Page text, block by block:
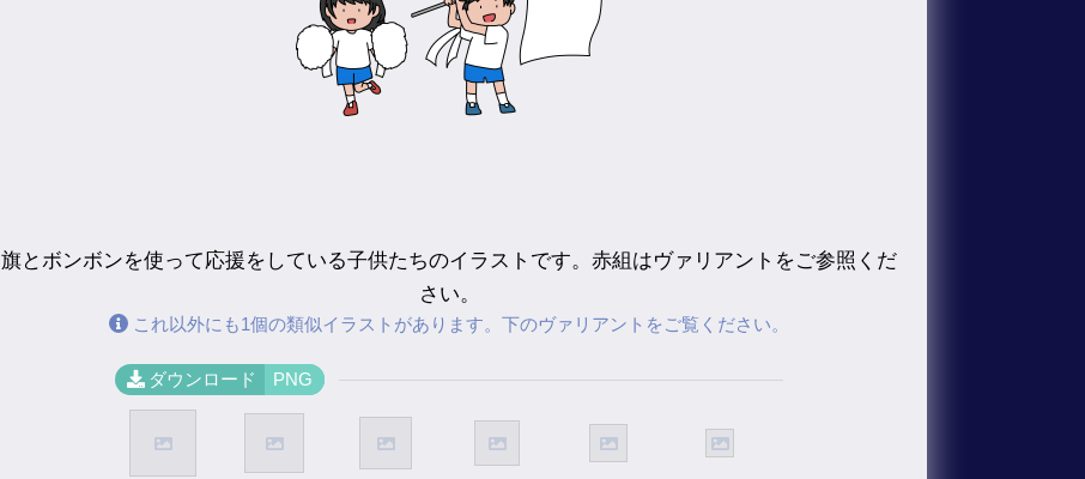
旗とボンボンを使って応援をしている子供たちのイラストです。赤組はヴァリアントをご参照くだ
さい。
これ以外にも1個の類似イラストがあります。下のヴァリアントをご覧ください。
ダウンロード PNG